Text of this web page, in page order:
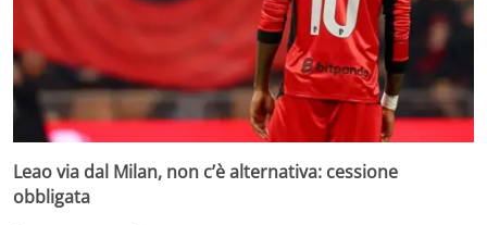
Leao via dal Milan, non c’è alternativa: cessione
obbligata